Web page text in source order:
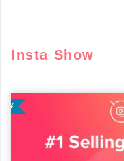
Insta Show